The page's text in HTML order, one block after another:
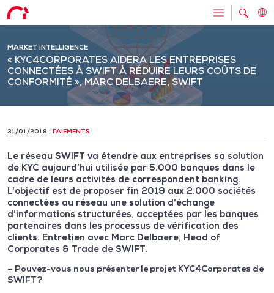
MARKET INTELLIGENCE
« KYC4CORPORATES AIDERA LES ENTREPRISES
CONNECTÉES À SWIFT À RÉDUIRE LEURS COÛTS DE
CONFORMITÉ », MARC DELBAERE, SWIFT
31/01/2019 PAIEMENTS
Le réseau SWIFT va étendre aux entreprises sa solution
de KYC aujourd’hui utilisée par 5.000 banques dans le
cadre de leurs activités de correspondent banking.
L’objectif est de proposer fin 2019 aux 2.000 sociétés
connectées au réseau une solution d’échange
d’informations structurées, acceptées par les banques
partenaires dans les processus de vérification des
clients. Entretien avec Marc Delbaere, Head of
Corporates & Trade de SWIFT.
– Pouvez-vous nous présenter le projet KYC4Corporates de
SWIFT?